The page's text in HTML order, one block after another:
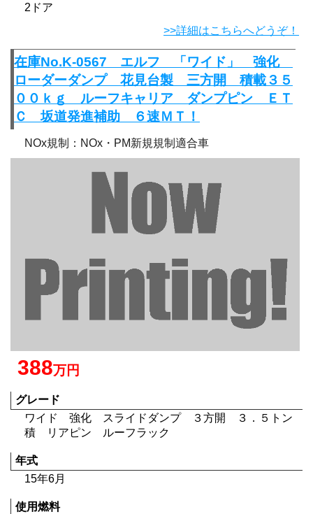
2ドア
>>詳細はこちらへどうぞ！
在庫No.K-0567 エルフ 「ワイド」 強化
ローダーダンプ 花見台製 三方開 積載３５
００ｋｇ ルーフキャリア ダンプピン ＥＴ
Ｃ 坂道発進補助 ６速ＭＴ！
NOx規制：NOx・PM新規規制適合車
388万円
グレード
ワイド 強化 スライドダンプ ３方開 ３．５トン
積 リアピン ルーフラック
年式
15年6月
使用燃料